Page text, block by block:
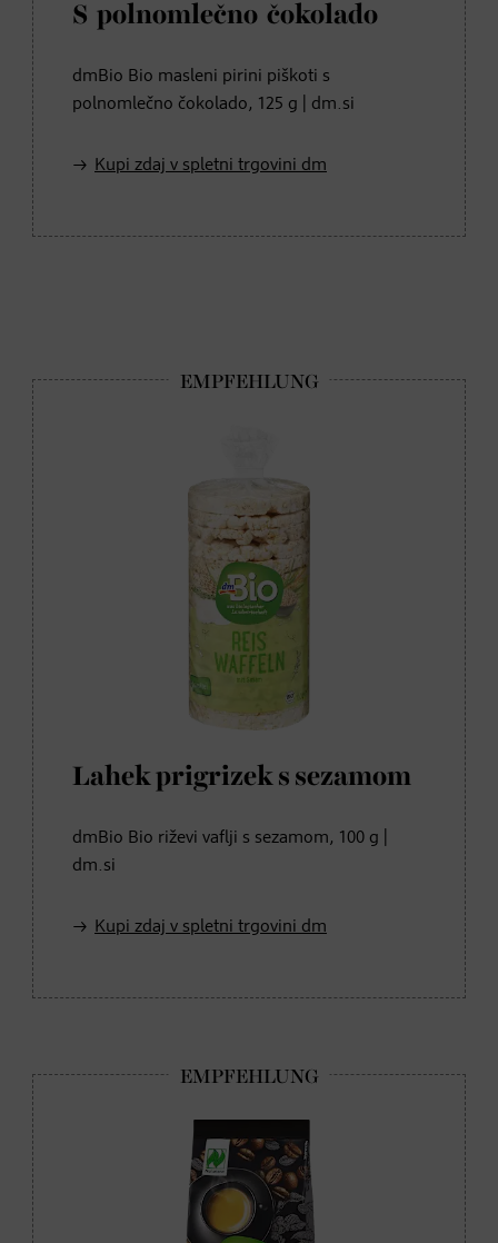
S polnomlečno čokolado
dmBio Bio masleni pirini piškoti s
polnomlečno čokolado, 125 g | dm.si
Kupi zdaj v spletni trgovini dm
Lahek prigrizek s sezamom
dmBio Bio riževi vaflji s sezamom, 100 g |
dm.si
Kupi zdaj v spletni trgovini dm